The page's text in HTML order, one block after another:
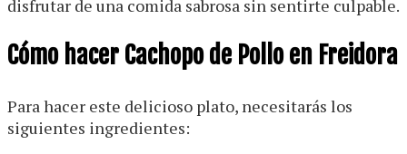
disfrutar de una comida sabrosa sin sentirte culpable.
Cómo hacer Cachopo de Pollo en Freidora
Para hacer este delicioso plato, necesitarás los
siguientes ingredientes: